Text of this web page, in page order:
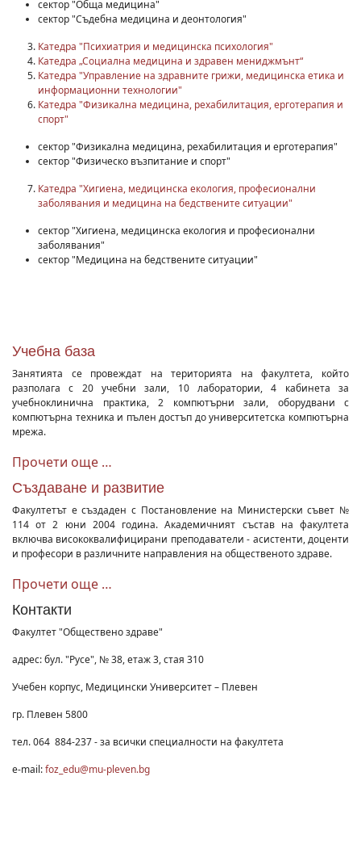
сектор "Обща медицина"
сектор "Съдебна медицина и деонтология"
Катедра "Психиатрия и медицинска психология"
Катедра „Социална медицина и здравен мениджмънт“
Катедра "Управление на здравните грижи, медицинска етика и
информационни технологии"
Катедра "Физикална медицина, рехабилитация, ерготерапия и
спорт"
сектор "Физикална медицина, рехабилитация и ерготерапия"
сектор "Физическо възпитание и спорт"
Катедра "Хигиена, медицинска екология, професионални
заболявания и медицина на бедствените ситуации"
сектор "Хигиена, медицинска екология и професионални
заболявания"
сектор "Медицина на бедствените ситуации"
Учебна база
Занятията се провеждат на територията на факултета, който
разполага с 20 учебни зали, 10 лаборатории, 4 кабинета за
учебноклинична практика, 2 компютърни зали, оборудвани с
компютърна техника и пълен достъп до университетска компютърна
мрежа.
Прочети още …
Създаване и развитие
Факултетът е създаден с Постановление на Министерски съвет №
114 от 2 юни 2004 година. Академичният състав на факултета
включва висококвалифицирани преподаватели - асистенти, доценти
и професори в различните направления на общественото здраве.
Прочети още …
Контакти
Факултет "Обществено здраве"
адрес: бул. "Русе", № 38, етаж 3, стая 310
Учебен корпус, Медицински Университет – Плевен
гр. Плевен 5800
тел. 064 884-237 - за всички специалности на факултета
e-mail:foz_edu@mu-pleven.bg